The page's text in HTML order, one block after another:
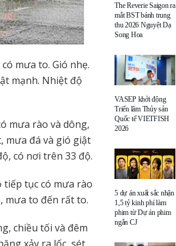
mưa to. Gió nhẹ.
mạnh. Nhiệt độ
mưa rào và dông,
mưa đá và gió giật
có nơi trên 33 độ.
tiếp tục có mưa rào
mưa to đến rất to.
chiều tối và đêm
The Reverie Saigon ra
mắt BST bánh trung
thu 2026 Nguyệt Dạ
Song Hoa
VASEP khởi động
Triển lãm Thủy sản
Quốc tế VIETFISH
2026
5 dự án xuất sắc nhận
1,5 tỷ kinh phí làm
phim từ Dự án phim
ngắn CJ